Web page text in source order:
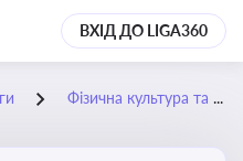
ВХІД ДО LIGA360
Фізична культура та спорт